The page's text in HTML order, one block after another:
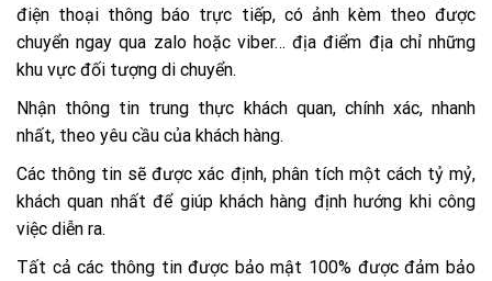
điện thoại thông báo trực tiếp, có ảnh kèm theo được
chuyển ngay qua zalo hoặc viber… địa điểm địa chỉ những
khu vực đối tượng di chuyển.
Nhận thông tin trung thực khách quan, chính xác, nhanh
nhất, theo yêu cầu của khách hàng.
Các thông tin sẽ được xác định, phân tích một cách tỷ mỷ,
khách quan nhất để giúp khách hàng định hướng khi công
việc diễn ra.
Tất cả các thông tin được bảo mật 100% được đảm bảo